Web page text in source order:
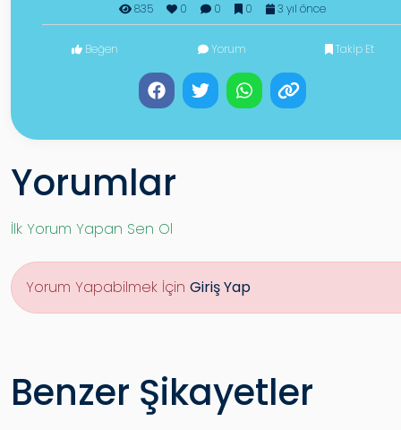
835 0 0 0 3 yıl önce
Beğen Yorum Takip Et
Yorumlar
İlk Yorum Yapan Sen Ol
Yorum Yapabilmek İçin Giriş Yap
Benzer Şikayetler